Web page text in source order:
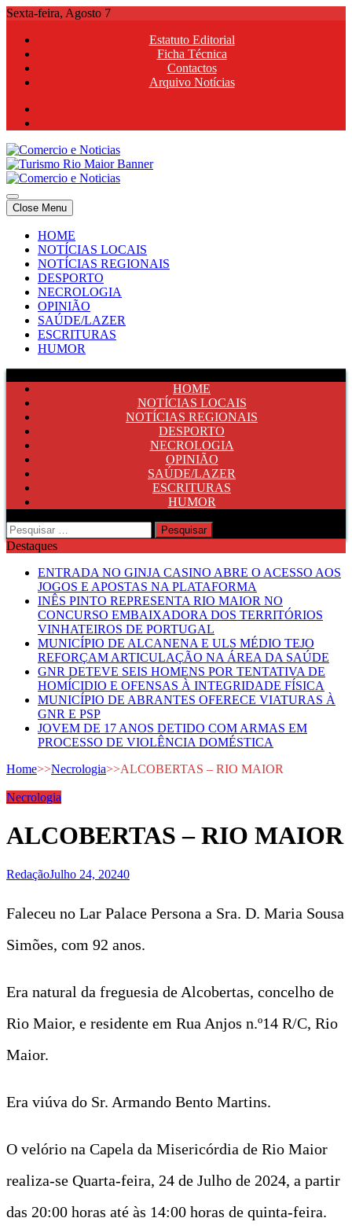
Skip
content
Sexta-feira, Agosto 7
Estatuto Editorial
Ficha Técnica
Contactos
Arquivo Notícias
Comercio e Noticias
Notícias e Publicidade Online
Comercio e Noticias
Notícias e Publicidade Online
Close Menu
HOME
NOTÍCIAS LOCAIS
NOTÍCIAS REGIONAIS
DESPORTO
NECROLOGIA
OPINIÃO
SAÚDE/LAZER
ESCRITURAS
HUMOR
HOME
NOTÍCIAS LOCAIS
NOTÍCIAS REGIONAIS
DESPORTO
NECROLOGIA
OPINIÃO
SAÚDE/LAZER
ESCRITURAS
HUMOR
Pesquisar
por:
Destaques
ENTRADA NO GINJA CASINO ABRE O ACESSO AOS
JOGOS E APOSTAS NA PLATAFORMA
INÊS PINTO REPRESENTA RIO MAIOR NO
CONCURSO EMBAIXADORA DOS TERRITÓRIOS
VINHATEIROS DE PORTUGAL
MUNICÍPIO DE ALCANENA E ULS MÉDIO TEJO
REFORÇAM ARTICULAÇÃO NA ÁREA DA SAÚDE
GNR DETEVE SEIS HOMENS POR TENTATIVA DE
HOMÍCIDIO E OFENSAS À INTEGRIDADE FÍSICA
MUNICÍPIO DE ABRANTES OFERECE VIATURAS À
GNR E PSP
JOVEM DE 17 ANOS DETIDO COM ARMAS EM
PROCESSO DE VIOLÊNCIA DOMÉSTICA
Home>>Necrologia>>ALCOBERTAS – RIO MAIOR
Necrologia
ALCOBERTAS – RIO MAIOR
RedaçãoJulho 24, 20240
Faleceu no Lar Palace Persona a Sra. D. Maria Sousa
Simões, com 92 anos.
Era natural da freguesia de Alcobertas, concelho de
Rio Maior, e residente em Rua Anjos n.º14 R/C, Rio
Maior.
Era viúva do Sr. Armando Bento Martins.
O velório na Capela da Misericórdia de Rio Maior
realiza-se Quarta-feira, 24 de Julho de 2024, a partir
das 20:00 horas até às 14:00 horas de quinta-feira.